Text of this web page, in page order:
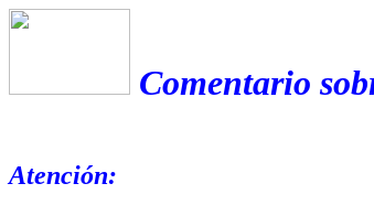
Comentario
Atención: